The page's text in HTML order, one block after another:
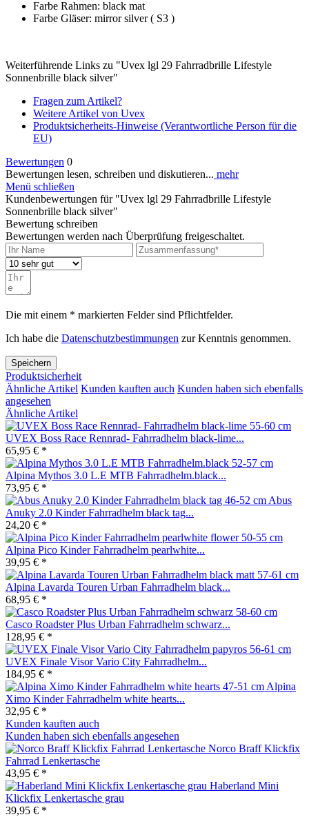
Farbe Rahmen: black mat
Farbe Gläser: mirror silver ( S3 )
Weiterführende Links zu "Uvex lgl 29 Fahrradbrille Lifestyle
Sonnenbrille black silver"
Fragen zum Artikel?
Weitere Artikel von Uvex
Produktsicherheits-Hinweise (Verantwortliche Person für die
EU)
Bewertungen 0
Bewertungen lesen, schreiben und diskutieren... mehr
Menü schließen
Kundenbewertungen für "Uvex lgl 29 Fahrradbrille Lifestyle
Sonnenbrille black silver"
Bewertung schreiben
Bewertungen werden nach Überprüfung freigeschaltet.
Die mit einem * markierten Felder sind Pflichtfelder.
Ich habe die Datenschutzbestimmungen zur Kenntnis genommen.
Speichern
Produktsicherheit
Ähnliche Artikel Kunden kauften auch Kunden haben sich ebenfalls
angesehen
Ähnliche Artikel
UVEX Boss Race Rennrad- Fahrradhelm black-lime...
65,95 € *
Alpina Mythos 3.0 L.E MTB Fahrradhelm.black...
73,95 € *
Abus
Anuky 2.0 Kinder Fahrradhelm black tag...
24,20 € *
Alpina Pico Kinder Fahrradhelm pearlwhite...
39,95 € *
Alpina Lavarda Touren Urban Fahrradhelm black...
68,95 € *
Casco Roadster Plus Urban Fahrradhelm schwarz...
128,95 € *
UVEX Finale Visor Vario City Fahrradhelm...
184,95 € *
Alpina
Ximo Kinder Fahrradhelm white hearts...
32,95 € *
Kunden kauften auch
Kunden haben sich ebenfalls angesehen
Norco Braff Klickfix
Fahrrad Lenkertasche
43,95 € *
Haberland Mini
Klickfix Lenkertasche grau
39,95 € *